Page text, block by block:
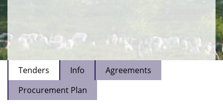
Tenders Info
Agreements
Procurement Plan